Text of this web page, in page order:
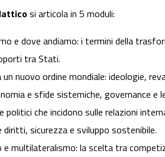
si articola in 5 moduli:
e dove andiamo: i termini della
tra Stati.
nuovo ordine mondiale: ideologie,
e sfide sistemiche, governance e
politici che incidono sulle relazioni
sicurezza e sviluppo sostenibile.
multilateralismo: la scelta tra